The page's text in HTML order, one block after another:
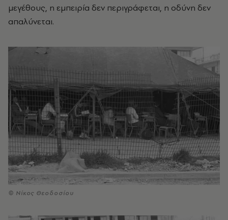
μεγέθους, η εμπειρία δεν περιγράφεται, η οδύνη δεν
απαλύνεται.
© Νίκος Θεοδοσίου